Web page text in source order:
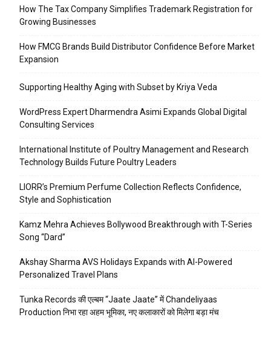
How The Tax Company Simplifies Trademark Registration for
Growing Businesses
How FMCG Brands Build Distributor Confidence Before Market
Expansion
Supporting Healthy Aging with Subset by Kriya Veda
WordPress Expert Dharmendra Asimi Expands Global Digital
Consulting Services
International Institute of Poultry Management and Research
Technology Builds Future Poultry Leaders
LIORR’s Premium Perfume Collection Reflects Confidence,
Style and Sophistication
Kamz Mehra Achieves Bollywood Breakthrough with T-Series
Song “Dard”
Akshay Sharma AVS Holidays Expands with AI-Powered
Personalized Travel Plans
Tunka Records की एल्बम “Jaate Jaate” में Chandeliyaas
Production निभा रहा अहम भूमिका, नए कलाकारों को मिलेगा बड़ा मंच